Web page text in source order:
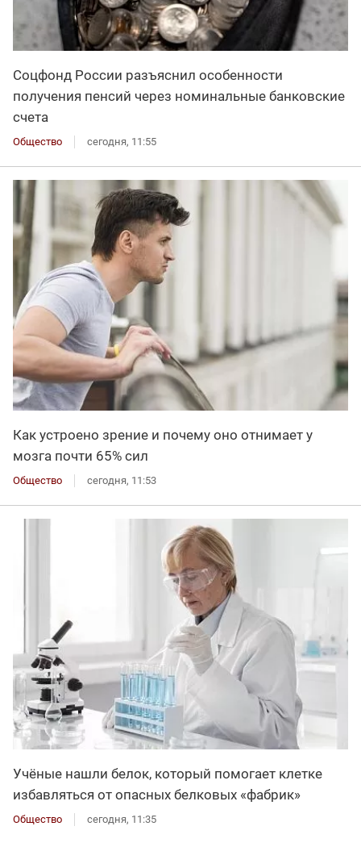
Соцфонд России разъяснил особенности
получения пенсий через номинальные банковские
счета
Общество сегодня, 11:55
Как устроено зрение и почему оно отнимает у
мозга почти 65% сил
Общество сегодня, 11:53
Учёные нашли белок, который помогает клетке
избавляться от опасных белковых «фабрик»
Общество сегодня, 11:35